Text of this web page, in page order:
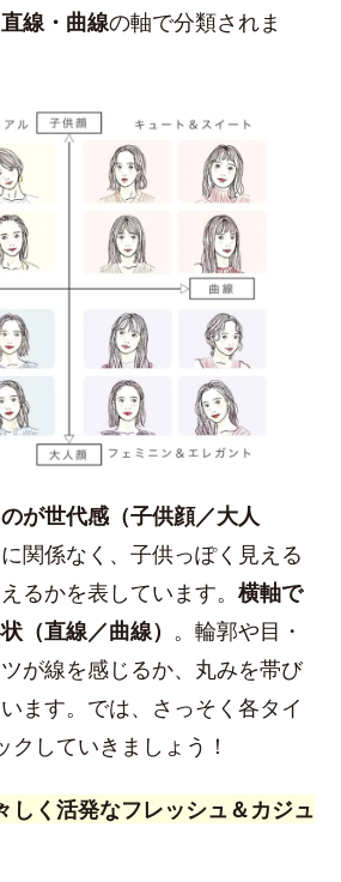
直線・曲線の軸で分類されま
が世代感（子供顔／大人
関係なく、子供っぽく見える
るかを表しています。 横軸で
（直線／曲線） 。輪郭や目・
が線を感じるか、丸みを帯び
ます。では、さっそく各タイ
クしていきましょう！
しく活発なフレッシュ＆カジュ